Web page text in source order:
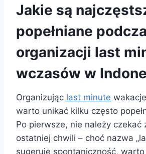
Jakie są
popełniane
organizacji last
wczasów w
Organizując last minute
warto unikać kilku często
Po pierwsze, nie należy czekać
ostatniej chwili – choć nazwa
sugeruje spontaniczność,